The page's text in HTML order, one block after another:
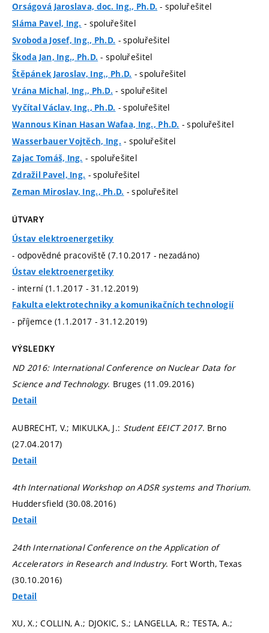
Orságová Jaroslava, doc. Ing., Ph.D. - spoluřešitel
Sláma Pavel, Ing. - spoluřešitel
Svoboda Josef, Ing., Ph.D. - spoluřešitel
Škoda Jan, Ing., Ph.D. - spoluřešitel
Štěpánek Jaroslav, Ing., Ph.D. - spoluřešitel
Vrána Michal, Ing., Ph.D. - spoluřešitel
Vyčítal Václav, Ing., Ph.D. - spoluřešitel
Wannous Kinan Hasan Wafaa, Ing., Ph.D. - spoluřešitel
Wasserbauer Vojtěch, Ing. - spoluřešitel
Zajac Tomáš, Ing. - spoluřešitel
Zdražil Pavel, Ing. - spoluřešitel
Zeman Miroslav, Ing., Ph.D. - spoluřešitel
ÚTVARY
Ústav elektroenergetiky
- odpovědné pracoviště (7.10.2017 - nezadáno)
Ústav elektroenergetiky
- interní (1.1.2017 - 31.12.2019)
Fakulta elektrotechniky a komunikačních technologií
- příjemce (1.1.2017 - 31.12.2019)
VÝSLEDKY
ND 2016: International Conference on Nuclear Data for
Science and Technology. Bruges (11.09.2016)
Detail
AUBRECHT, V.; MIKULKA, J.: Student EEICT 2017. Brno
(27.04.2017)
Detail
4th International Workshop on ADSR systems and Thorium.
Huddersfield (30.08.2016)
Detail
24th International Conference on the Application of
Accelerators in Research and Industry. Fort Worth, Texas
(30.10.2016)
Detail
XU, X.; COLLIN, A.; DJOKIC, S.; LANGELLA, R.; TESTA, A.;